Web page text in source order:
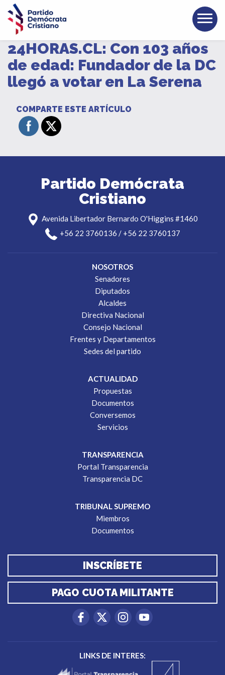
24HORAS.CL: Con 103 años
de edad: Fundador de la DC
llegó a votar en La Serena
COMPARTE ESTE ARTÍCULO
Partido Demócrata
Cristiano
Avenida Libertador Bernardo O'Higgins #1460
+56 22 3760136 / +56 22 3760137
NOSOTROS
Senadores
Diputados
Alcaldes
Directiva Nacional
Consejo Nacional
Frentes y Departamentos
Sedes del partido
ACTUALIDAD
Propuestas
Documentos
Conversemos
Servicios
TRANSPARENCIA
Portal Transparencia
Transparencia DC
TRIBUNAL SUPREMO
Miembros
Documentos
INSCRÍBETE
PAGO CUOTA MILITANTE
LINKS DE INTERES: